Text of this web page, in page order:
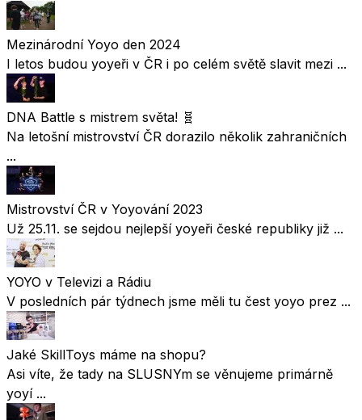
Mezinárodní Yoyo den 2024
I letos budou yoyeři v ČR i po celém světě slavit mezi ...
DNA Battle s mistrem světa! 🧬
Na letošní mistrovství ČR dorazilo několik zahraničních
...
Mistrovství ČR v Yoyování 2023
Už 25.11. se sejdou nejlepší yoyeři české republiky již ...
YOYO v Televizi a Rádiu
V posledních pár týdnech jsme měli tu čest yoyo prez ...
Jaké SkillToys máme na shopu?
Asi víte, že tady na SLUSNYm se věnujeme primárně
yoyí ...